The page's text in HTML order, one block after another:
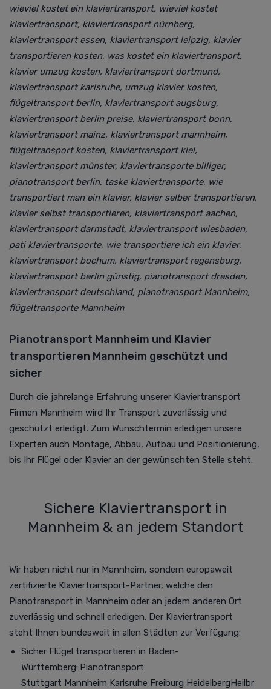
wieviel kostet ein klaviertransport, wieviel kostet
klaviertransport, klaviertransport nürnberg,
klaviertransport essen, klaviertransport leipzig, klavier
transportieren kosten, was kostet ein klaviertransport,
klavier umzug kosten, klaviertransport dortmund,
klaviertransport karlsruhe, umzug klavier kosten,
flügeltransport berlin, klaviertransport augsburg,
klaviertransport berlin preise, klaviertransport bonn,
klaviertransport mainz, klaviertransport mannheim,
flügeltransport kosten, klaviertransport kiel,
klaviertransport münster, klaviertransporte billiger,
pianotransport berlin, taske klaviertransporte, wie
transportiert man ein klavier, klavier selber transportieren,
klavier selbst transportieren, klaviertransport aachen,
klaviertransport darmstadt, klaviertransport wiesbaden,
pati klaviertransporte, wie transportiere ich ein klavier,
klaviertransport bochum, klaviertransport regensburg,
klaviertransport berlin günstig, pianotransport dresden,
klaviertransport deutschland, pianotransport Mannheim,
flügeltransporte Mannheim
Pianotransport Mannheim und Klavier
transportieren Mannheim geschützt und
sicher
Durch die jahrelange Erfahrung unserer Klaviertransport
Firmen Mannheim wird Ihr Transport zuverlässig und
geschützt erledigt. Zum Wunschtermin erledigen unsere
Experten auch Montage, Abbau, Aufbau und Positionierung,
bis Ihr Flügel oder Klavier an der gewünschten Stelle steht.
Sichere Klaviertransport in
Mannheim & an jedem Standort
Wir haben nicht nur in Mannheim, sondern europaweit
zertifizierte Klaviertransport-Partner, welche den
Pianotransport in Mannheim oder an jedem anderen Ort
zuverlässig und schnell erledigen. Der Klaviertransport
steht Ihnen bundesweit in allen Städten zur Verfügung:
Sicher Flügel transportieren in Baden-
Württemberg: Pianotransport
Stuttgart Mannheim Karlsruhe Freiburg HeidelbergHeilbr